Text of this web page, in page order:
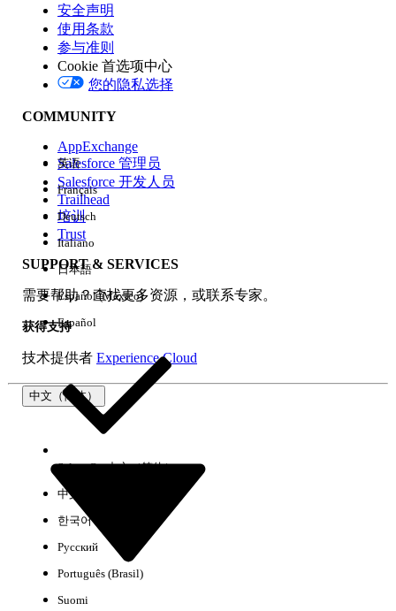
版本
体验
以下是一些搜索提示
安全声明
使用条款
参与准则
Cookie 首选项中心
您的隐私选择
COMMUNITY
AppExchange
Salesforce 管理员
Salesforce 开发人员
Trailhead
培训
Trust
SUPPORT & SERVICES
需要帮助？查找更多资源，或联系专家。
获得支持
技术提供者 Experience Cloud
中文（简体）
英语
Français
Deutsch
Italiano
日本語
Español (México)
Español
Select Org中文（简体）
中文（繁体）
한국어
Русский
Português (Brasil)
Suomi